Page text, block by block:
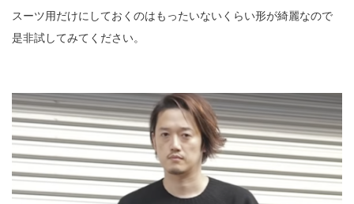
スーツ用だけにしておくのはもったいないくらい形が綺麗なので
是非試してみてください。